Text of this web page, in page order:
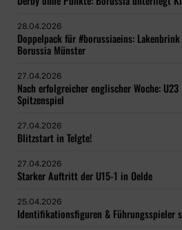
28.04.2026
Doppelpack für #borussiaeins:
Borussia Münster
27.04.2026
Nach erfolgreicher englischer Woche:
Spitzenspiel
27.04.2026
Blitzstart in Telgte!
27.04.2026
Starker Auftritt der U15-1 in Oelde
25.04.2026
Identifikationsfiguren & Führungsspieler